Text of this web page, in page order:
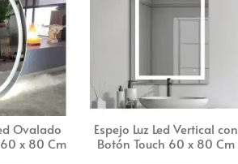
Ovalado
x 80 Cm
Espejo Luz Led Vertical con
Botón Touch 60 x 80 Cm